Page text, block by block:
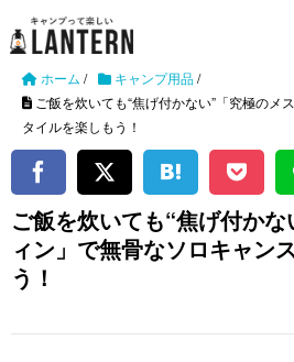
ホーム / キャンプ用品/
ご飯を炊いても“焦げ付かない”「究極のメ
タイルを楽しもう！
ご飯を炊いても“焦げ付か
ィン」で無骨なソロキャン
う！